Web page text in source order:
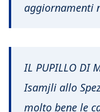
aggiornamenti
IL PUPILLO DI
Isamjli allo
molto bene le